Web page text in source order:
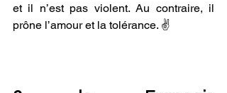
et il n’est pas violent. Au contraire, il
prône l’amour et la tolérance. ✌️